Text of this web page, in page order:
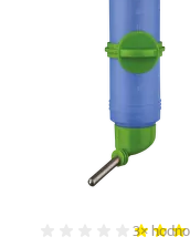
3×